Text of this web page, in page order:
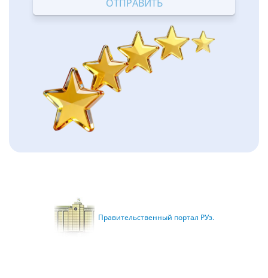
Правительственный портал РУз.